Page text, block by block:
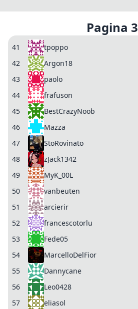
Pagina 3
41 tpoppo
42 Argon18
43 paolo
44 frafuson
45 BestCrazyNoob
46 Mazza
47 StoRovinato
48 zJack1342
49 MyK_00L
50 vanbeuten
51 arcierir
52 francescotorlu
53 Fede05
54 MarcelloDelFior
55 Dannycane
56 Leo0428
57 eliasol